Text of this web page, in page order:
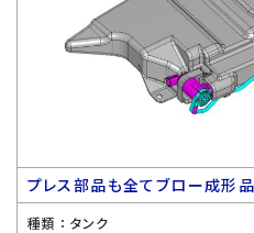
プレス部品も全てブロー成形
種類 ： タンク